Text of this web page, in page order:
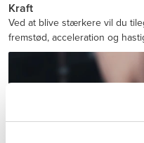
Kraft
Ved at blive stærkere vil du
fremstød, acceleration og